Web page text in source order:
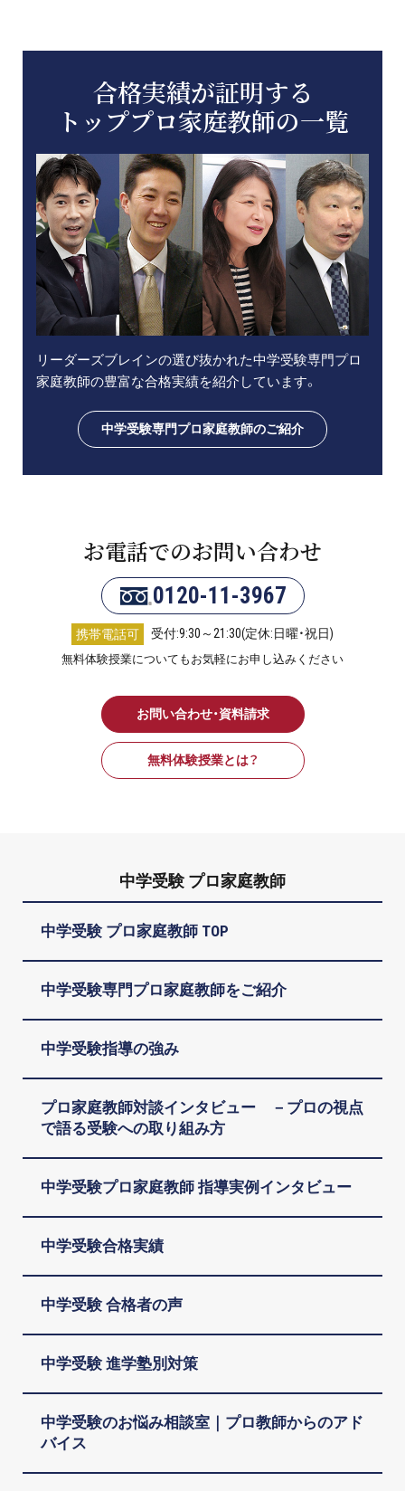
合格実績が証明する
トッププロ家庭教師の一覧
リーダーズブレインの選び抜かれた中学受験専門プロ
家庭教師の豊富な合格実績を紹介しています。
中学受験専門プロ家庭教師のご紹介
お電話でのお問い合わせ
0120-11-3967
携帯電話可 受付:9:30～21:30(定休:日曜・祝日)
無料体験授業についてもお気軽にお申し込みください
お問い合わせ・資料請求
無料体験授業とは？
中学受験 プロ家庭教師
中学受験 プロ家庭教師 TOP
中学受験専門プロ家庭教師をご紹介
中学受験指導の強み
プロ家庭教師対談インタビュー －プロの視点
で語る受験への取り組み方
中学受験プロ家庭教師 指導実例インタビュー
中学受験合格実績
中学受験 合格者の声
中学受験 進学塾別対策
中学受験のお悩み相談室｜プロ教師からのアド
バイス